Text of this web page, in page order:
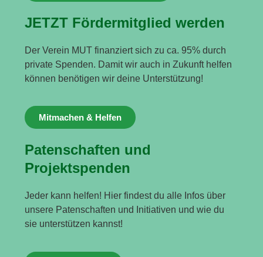
JETZT Fördermitglied werden
Der Verein MUT finanziert sich zu ca. 95% durch
private Spenden. Damit wir auch in Zukunft helfen
können benötigen wir deine Unterstützung!
Mitmachen & Helfen
Patenschaften und
Projektspenden
Jeder kann helfen! Hier findest du alle Infos über
unsere Patenschaften und Initiativen und wie du
sie unterstützen kannst!